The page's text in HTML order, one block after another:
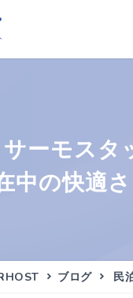
ーモスタ
中の快適
ブログ 民